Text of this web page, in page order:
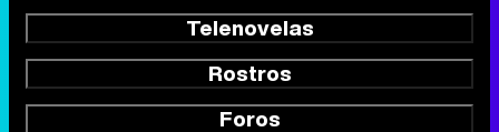
Telenovelas
Rostros
Foros